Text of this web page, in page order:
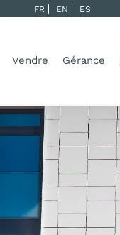
FR EN ES
Vendre Gérance